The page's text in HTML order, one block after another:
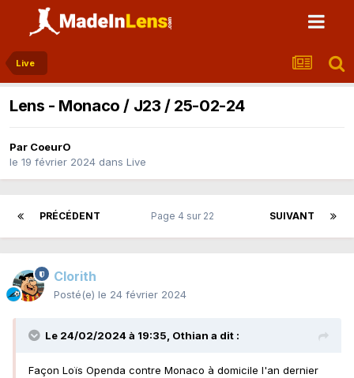
Live
Lens - Monaco / J23 / 25-02-24
Par CoeurO
le 19 février 2024 dans Live
PRÉCÉDENT SUIVANT
Page 4 sur 22
Clorith
Posté(e) le 24 février 2024
Le 24/02/2024 à 19:35, Othian a dit :
Façon Loïs Openda contre Monaco à domicile l'an dernier